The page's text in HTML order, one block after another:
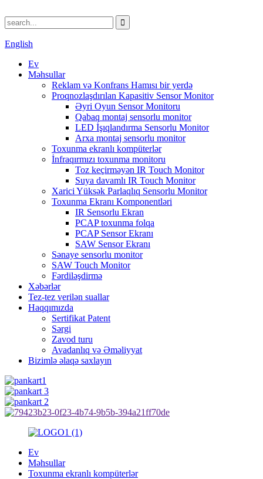
English
Ev
Məhsullar
Reklam və Konfrans Hamısı bir yerdə
Proqnozlaşdırılan Kapasitiv Sensor Monitor
Əyri Oyun Sensor Monitoru
Qabaq montaj sensorlu monitor
LED İşıqlandırma Sensorlu Monitor
Arxa montaj sensorlu monitor
Toxunma ekranlı kompüterlər
İnfraqırmızı toxunma monitoru
Toz keçirməyən IR Touch Monitor
Suya davamlı IR Touch Monitor
Xarici Yüksək Parlaqlıq Sensorlu Monitor
Toxunma Ekranı Komponentləri
IR Sensorlu Ekran
PCAP toxunma folqa
PCAP Sensor Ekranı
SAW Sensor Ekranı
Sənaye sensorlu monitor
SAW Touch Monitor
Fərdiləşdirmə
Xəbərlər
Tez-tez verilən suallar
Haqqımızda
Sertifikat Patent
Sərgi
Zavod turu
Avadanlıq və Əməliyyat
Bizimlə əlaqə saxlayın
Ev
Məhsullar
Toxunma ekranlı kompüterlər